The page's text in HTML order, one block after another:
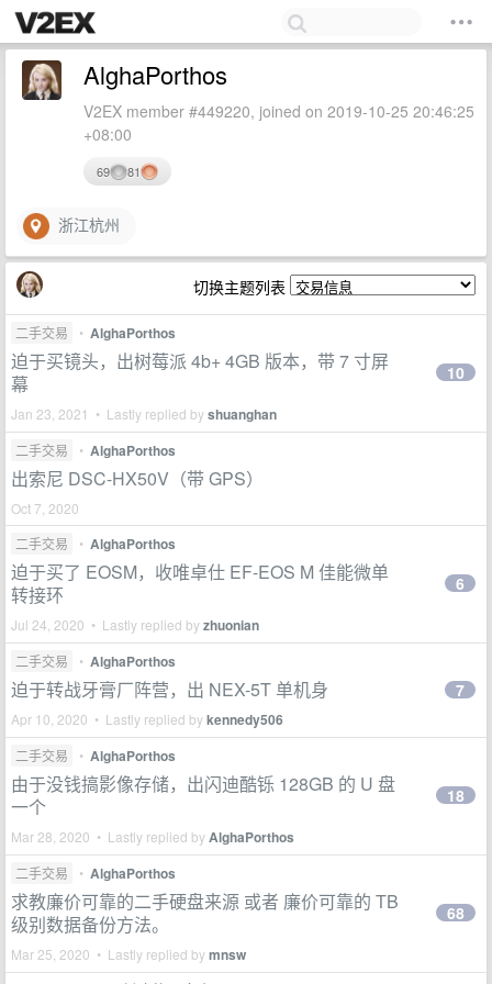
AlghaPorthos
V2EX member #449220, joined on 2019-10-25 20:46:25
+08:00
69 81
浙江杭州
切换主题列表
二手交易 • AlghaPorthos
迫于买镜头，出树莓派 4b+ 4GB 版本，带 7 寸屏
幕
Jan 23, 2021 • Lastly replied byshuanghan
10
二手交易 • AlghaPorthos
出索尼 DSC-HX50V（带 GPS）
Oct 7, 2020
二手交易
• AlghaPorthos
迫于买了 EOSM，收唯卓仕 EF-EOS M 佳能微单
转接环
Jul 24, 2020 • Lastly replied byzhuonian
6
二手交易 • AlghaPorthos
迫于转战牙膏厂阵营，出 NEX-5T 单机身
Apr 10, 2020 • Lastly replied bykennedy506
7
二手交易 • AlghaPorthos
由于没钱搞影像存储，出闪迪酷铄 128GB 的 U 盘
一个
Mar 28, 2020 • Lastly replied byAlghaPorthos
18
二手交易 • AlghaPorthos
求教廉价可靠的二手硬盘来源 或者 廉价可靠的 TB
级别数据备份方法。
Mar 25, 2020 • Lastly replied bymnsw
68